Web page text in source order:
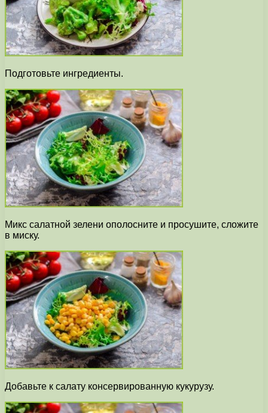
Подготовьте ингредиенты.
Микс салатной зелени ополосните и просушите, сложите
в миску.
Добавьте к салату консервированную кукурузу.